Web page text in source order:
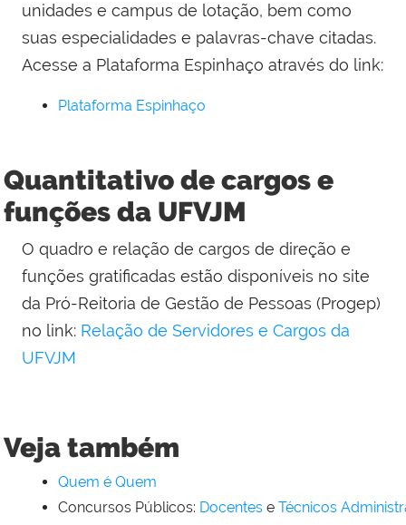
unidades e campus de lotação, bem como
suas especialidades e palavras-chave citadas.
Acesse a Plataforma Espinhaço através do link:
Plataforma Espinhaço
Quantitativo de cargos e
funções da UFVJM
O quadro e relação de cargos de direção e
funções gratificadas estão disponíveis no site
da Pró-Reitoria de Gestão de Pessoas (Progep)
no link: Relação de Servidores e Cargos da
UFVJM
Veja também
Quem é Quem
Concursos Públicos: Docentes e Técnicos